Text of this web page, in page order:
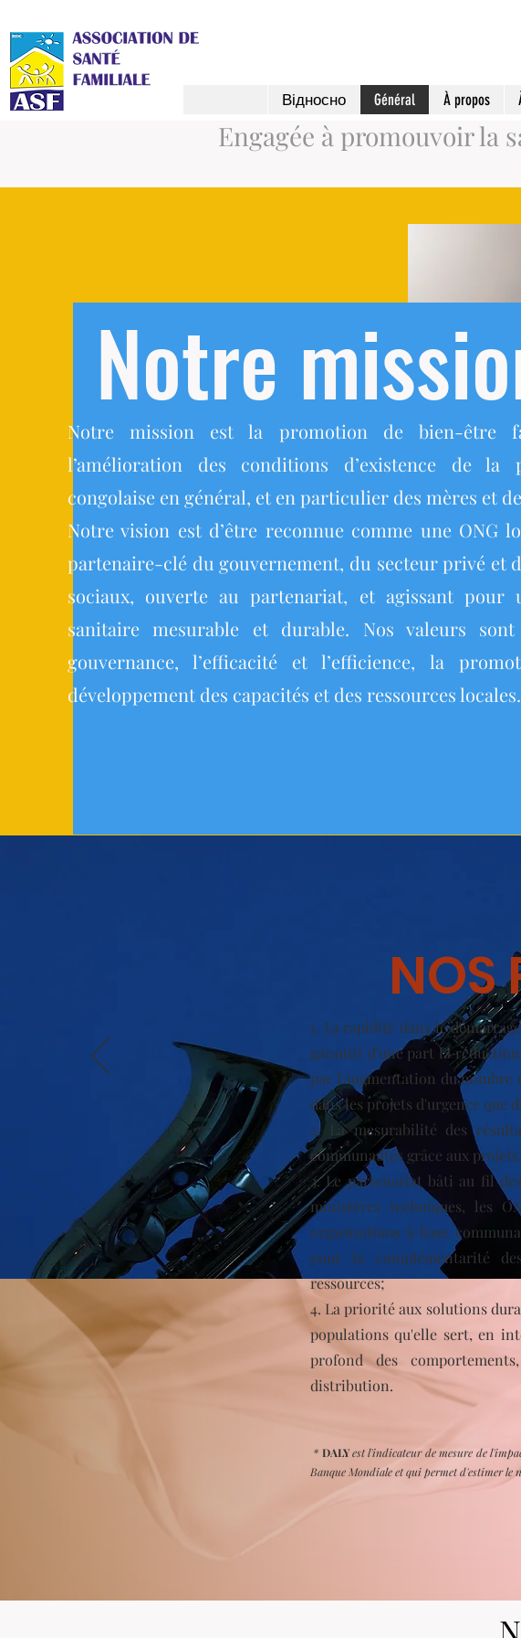
Відносно Général À propos
Engagée à promouvoir la
Notre
Notre mission est la promotion de bien-être
l’amélioration des conditions d’existence de la
congolaise en général, et en particulier des mères et
Notre vision est d’être reconnue comme une ONG
partenaire-clé du gouvernement, du secteur privé et
sociaux, ouverte au partenariat, et agissant pour
sanitaire mesurable et durable. Nos valeurs
gouvernance, l’efficacité et l’efficience, la
développement des capacités et des ressources locales.
NOS
1. La rapidité dans le
garantit d'une part la
par l'augmentation du nombre
dans les projets d'urgence que
2. La mesurabilité des
communautés grâce aux
3. Le partenariat bâti au fil
ministères techniques, les
organisations à base
pour la complémentarité
ressources;
4. La priorité aux solutions
populations qu'elle sert, en
profond des
distribution.
* DALYest l'indicateur de mesure de
Banque Mondiale et qui permet d'estimer le